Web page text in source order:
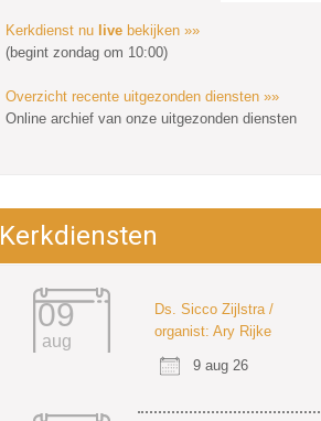
Kerkdienst nu live bekijken »»
(begint zondag om 10:00)
Overzicht recente uitgezonden diensten »»
Online archief van onze uitgezonden diensten
Kerkdiensten
09
aug
Ds. Sicco Zijlstra /
organist: Ary Rijke
9 aug 26